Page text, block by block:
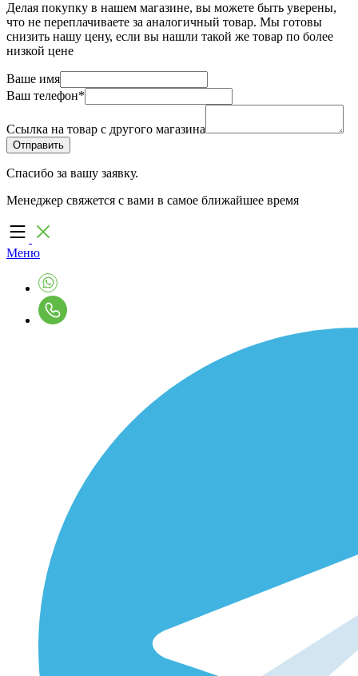
Делая покупку в нашем магазине, вы можете быть уверены,
что не переплачиваете за аналогичный товар. Мы готовы
снизить нашу цену, если вы нашли такой же товар по более
низкой цене
Ваше имя
Ваш телефон*
Ссылка на товар с другого магазина
Спасибо за вашу заявку.
Менеджер свяжется с вами в самое ближайшее время
Меню